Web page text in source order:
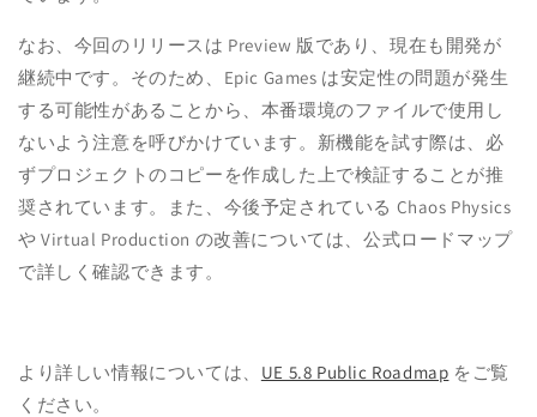
なお、今回のリリースは Preview 版であり、現在も開発が
継続中です。そのため、 Epic Games は安定性の問題が発生
する可能性があることから、本番環境のファイルで使用し
ないよう注意を呼びかけています。新機能を試す際は、必
ずプロジェクトのコピーを作成した上で検証することが推
奨されています。また、今後予定されている Chaos Physics
や Virtual Production の改善については、公式ロードマップ
で詳しく確認できます。
より詳しい情報については、 UE 5.8 Public Roadmap をご覧
ください。